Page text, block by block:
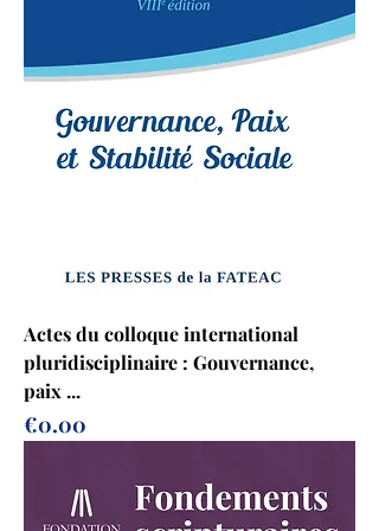
Actes du colloque international
pluridisciplinaire : Gouvernance,
paix ...
Prix
€0.00